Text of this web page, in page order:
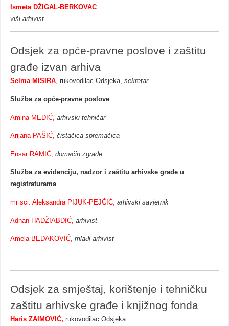
Ismeta DŽIGAL-BERKOVAC
viši arhivist
Odsjek za opće-pravne poslove i zaštitu
građe izvan arhiva
Selma MISIRA, rukovodilac Odsjeka, sekretar
Služba za opće-pravne poslove
Amina MEDIĆ, arhivski tehničar
Arijana PAŠIĆ, čistačica-spremačica
Ensar RAMIĆ, domaćin zgrade
Služba za evidenciju, nadzor i zaštitu arhivske građe u
registraturama
mr sci. Aleksandra PIJUK-PEJČIĆ, arhivski savjetnik
Adnan HADŽIABDIĆ, arhivist
Amela BEDAKOVIĆ, mlađi arhivist
Odsjek za smještaj, korištenje i tehničku
zaštitu arhivske građe i knjižnog fonda
Haris ZAIMOVIĆ, rukovodilac Odsjeka